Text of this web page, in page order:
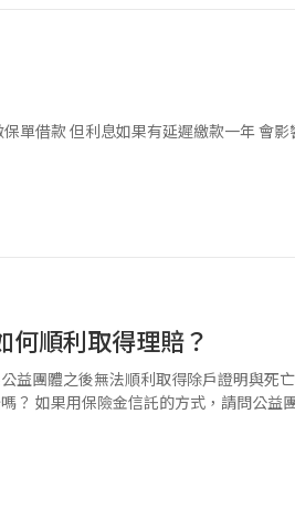
單借款 但利息如果有延遲繳款一年 會
何順利取得理賠？
益團體之後無法順利取得除戶證明與死
供死亡